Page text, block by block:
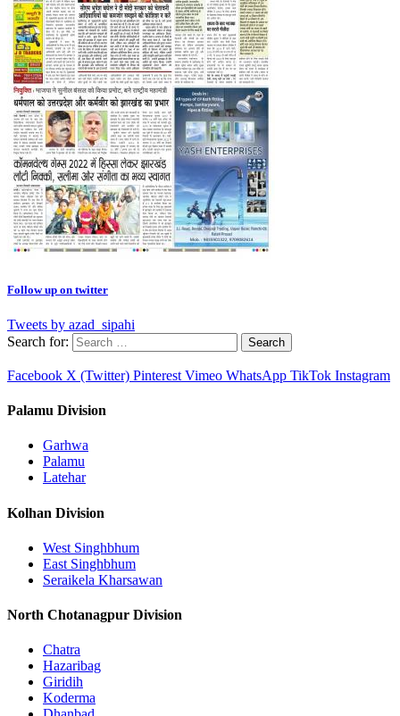
Follow up on twitter
Tweets by azad_sipahi
Search for:
Facebook X (Twitter) Pinterest Vimeo WhatsApp TikTok Instagram
Palamu Division
Garhwa
Palamu
Latehar
Kolhan Division
West Singhbhum
East Singhbhum
Seraikela Kharsawan
North Chotanagpur Division
Chatra
Hazaribag
Giridih
Koderma